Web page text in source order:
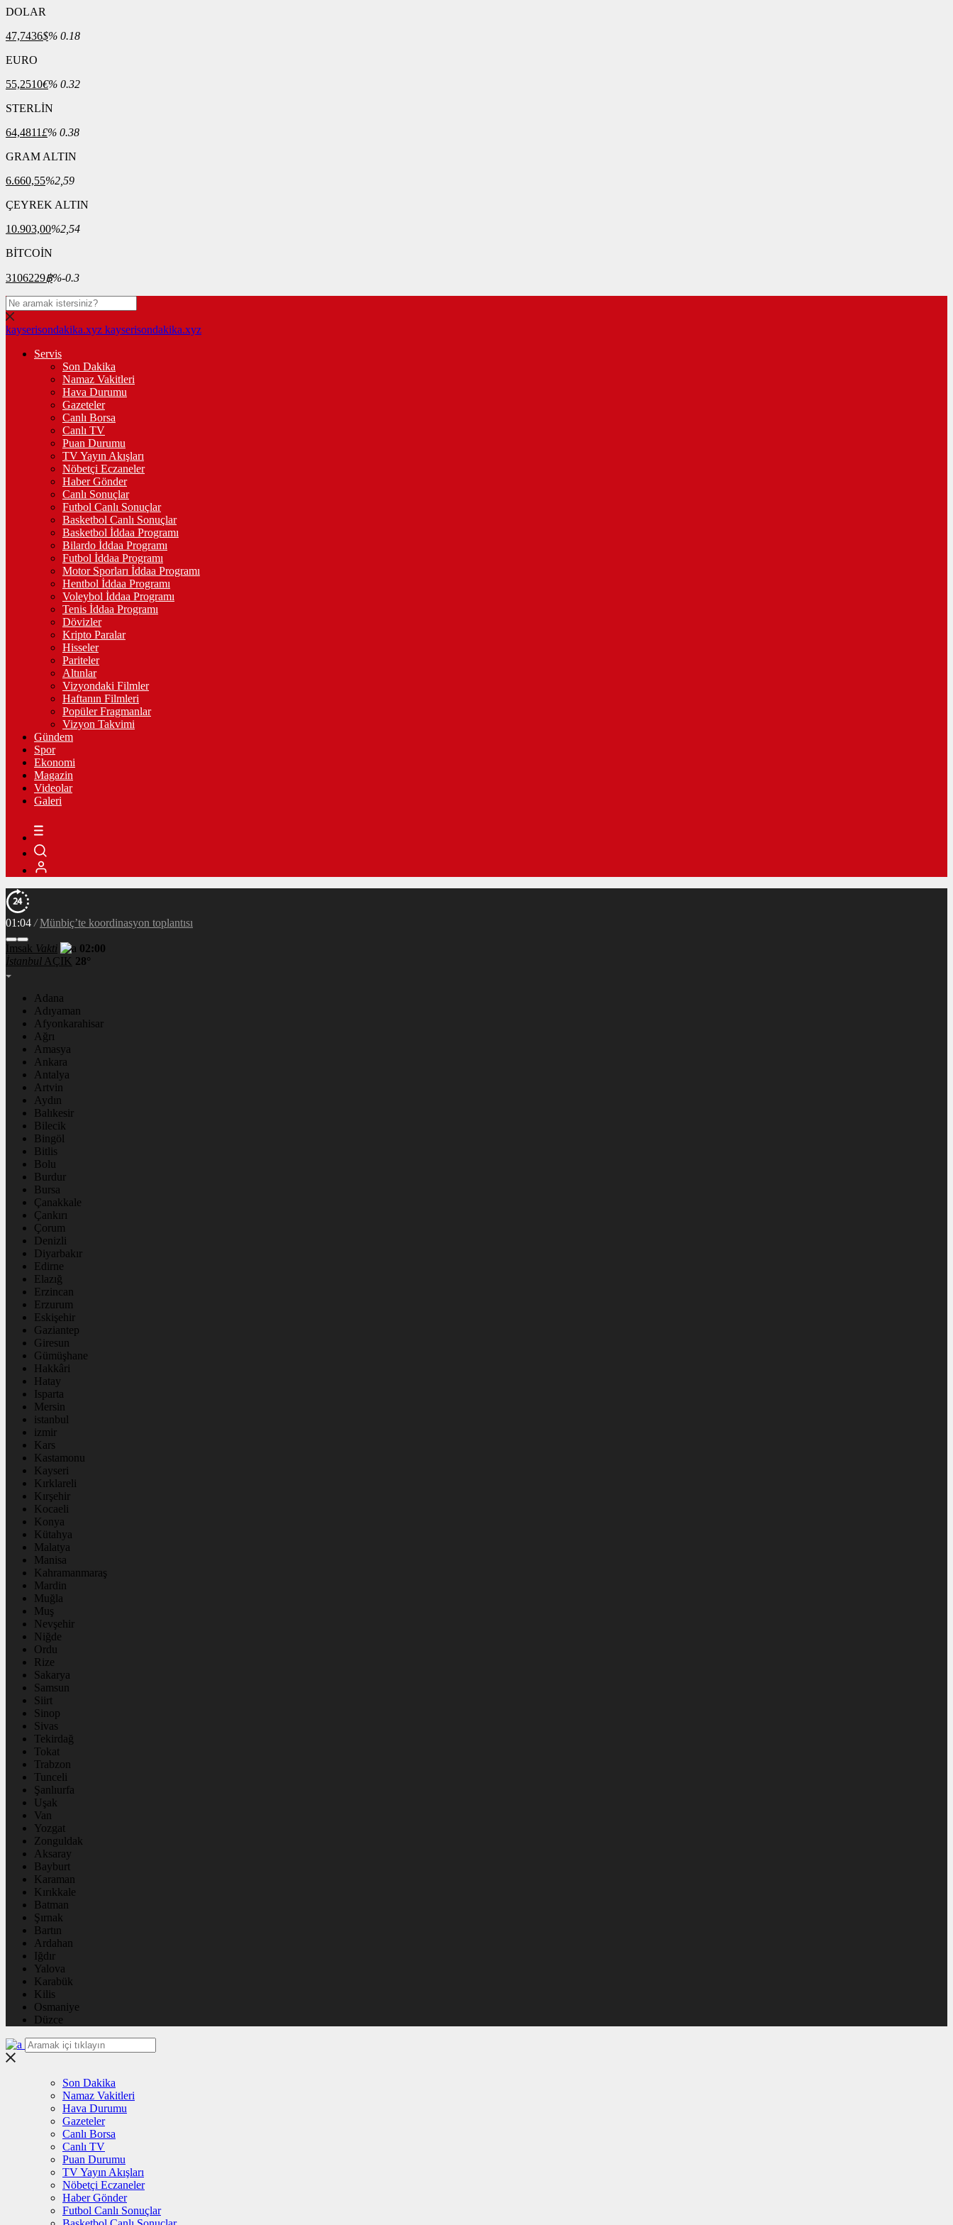
DOLAR
47,7436$% 0.18
EURO
55,2510€% 0.32
STERLİN
64,4811£% 0.38
GRAM ALTIN
6.660,55%2,59
ÇEYREK ALTIN
10.903,00%2,54
BİTCOİN
3106229฿%-0.3
kayserisondakika.xyz kayserisondakika.xyz
Servis
Son Dakika
Namaz Vakitleri
Hava Durumu
Gazeteler
Canlı Borsa
Canlı TV
Puan Durumu
TV Yayın Akışları
Nöbetçi Eczaneler
Haber Gönder
Canlı Sonuçlar
Futbol Canlı Sonuçlar
Basketbol Canlı Sonuçlar
Basketbol İddaa Programı
Bilardo İddaa Programı
Futbol İddaa Programı
Motor Sporları İddaa Programı
Hentbol İddaa Programı
Voleybol İddaa Programı
Tenis İddaa Programı
Dövizler
Kripto Paralar
Hisseler
Pariteler
Altınlar
Vizyondaki Filmler
Haftanın Filmleri
Popüler Fragmanlar
Vizyon Takvimi
Gündem
Spor
Ekonomi
Magazin
Videolar
Galeri
01:04 / Münbiç’te koordinasyon toplantısı
İmsak Vakti
02:00
İstanbul AÇIK 28°
Adana
Adıyaman
Afyonkarahisar
Ağrı
Amasya
Ankara
Antalya
Artvin
Aydın
Balıkesir
Bilecik
Bingöl
Bitlis
Bolu
Burdur
Bursa
Çanakkale
Çankırı
Çorum
Denizli
Diyarbakır
Edirne
Elazığ
Erzincan
Erzurum
Eskişehir
Gaziantep
Giresun
Gümüşhane
Hakkâri
Hatay
Isparta
Mersin
istanbul
izmir
Kars
Kastamonu
Kayseri
Kırklareli
Kırşehir
Kocaeli
Konya
Kütahya
Malatya
Manisa
Kahramanmaraş
Mardin
Muğla
Muş
Nevşehir
Niğde
Ordu
Rize
Sakarya
Samsun
Siirt
Sinop
Sivas
Tekirdağ
Tokat
Trabzon
Tunceli
Şanlıurfa
Uşak
Van
Yozgat
Zonguldak
Aksaray
Bayburt
Karaman
Kırıkkale
Batman
Şırnak
Bartın
Ardahan
Iğdır
Yalova
Karabük
Kilis
Osmaniye
Düzce
Son Dakika
Namaz Vakitleri
Hava Durumu
Gazeteler
Canlı Borsa
Canlı TV
Puan Durumu
TV Yayın Akışları
Nöbetçi Eczaneler
Haber Gönder
Futbol Canlı Sonuçlar